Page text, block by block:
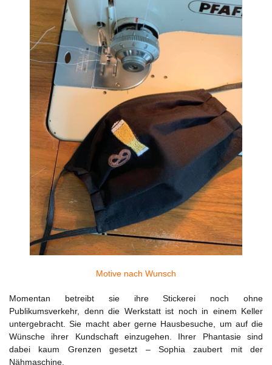
Motive nach Wunsch
Momentan betreibt sie ihre Stickerei noch ohne
Publikumsverkehr, denn die Werkstatt ist noch in einem Keller
untergebracht. Sie macht aber gerne Hausbesuche, um auf die
Wünsche ihrer Kundschaft einzugehen. Ihrer Phantasie sind
dabei kaum Grenzen gesetzt – Sophia zaubert mit der
Nähmaschine.